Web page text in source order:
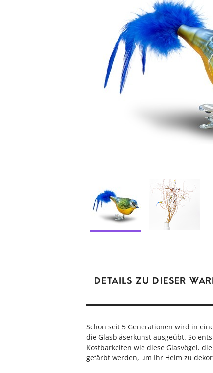
DETAILS ZU DIESER
Schon seit 5 Generationen wird in
die Glasbläserkunst ausgeübt. So
Kostbarkeiten wie diese Glasvögel,
gefärbt werden, um Ihr Heim zu